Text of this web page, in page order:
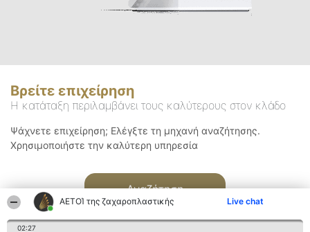
ΑΕΤΟΊ της ζαχαροπλαστικής Live chat
02:27
Βρείτε επιχείρηση
Η κατάταξη περιλαμβάνει τους καλύτερους στον κλάδο
Ψάχνετε επιχείρηση; Ελέγξτε τη μηχανή αναζήτησης.
Χρησιμοποιήστε την καλύτερη υπηρεσία
Αναζήτηση